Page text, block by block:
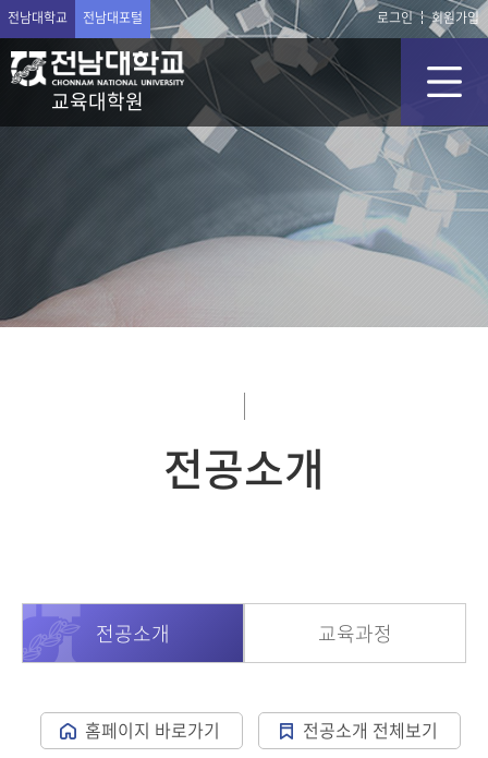
전남대학교 전남대포털 로그인 회원가입
교육대학원
전공소개
전공소개 교육과정
홈페이지 바로가기 전공소개 전체보기